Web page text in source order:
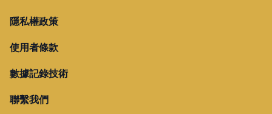
隱私權政策
使用者條款
數據記錄技術
聯繫我們